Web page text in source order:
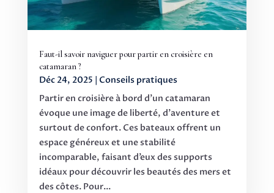
Faut-il savoir naviguer pour partir en croisière en
catamaran ?
Déc 24, 2025 | Conseils pratiques
Partir en croisière à bord d’un catamaran
évoque une image de liberté, d’aventure et
surtout de confort. Ces bateaux offrent un
espace généreux et une stabilité
incomparable, faisant d’eux des supports
idéaux pour découvrir les beautés des mers et
des côtes. Pour...